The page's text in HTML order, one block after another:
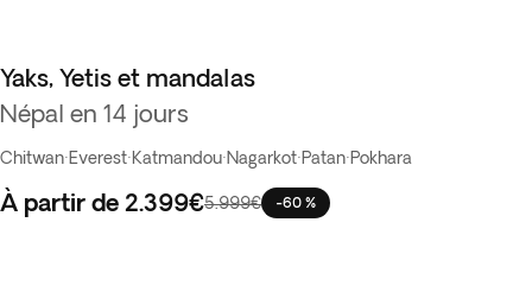
Vente Flash
Yaks, Yetis et mandalas
Népal en 14 jours
Chitwan·Everest·Katmandou·Nagarkot·Patan·Pokhara
À partir de 2.399€5.999€ -60 %